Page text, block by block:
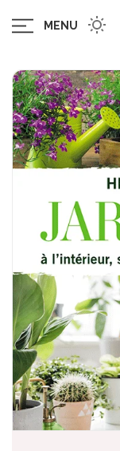
MENU